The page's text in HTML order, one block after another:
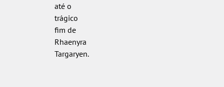
até o
trágico
fim de
Rhaenyra
Targaryen.